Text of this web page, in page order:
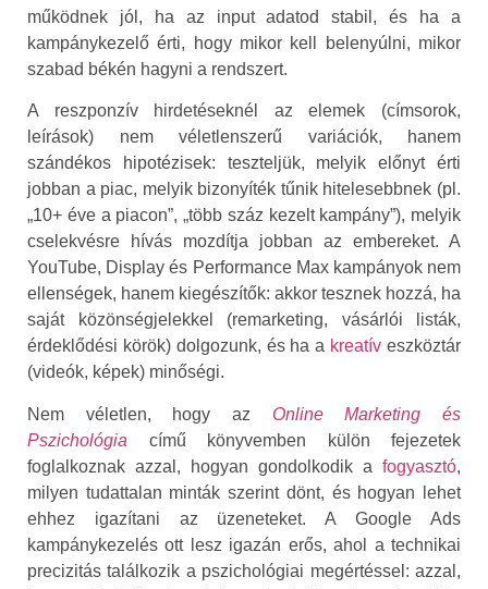
működnek jól, ha az input adatod stabil, és ha a
kampánykezelő érti, hogy mikor kell belenyúlni, mikor
szabad békén hagyni a rendszert.
A reszponzív hirdetéseknél az elemek (címsorok,
leírások) nem véletlenszerű variációk, hanem
szándékos hipotézisek: teszteljük, melyik előnyt érti
jobban a piac, melyik bizonyíték tűnik hitelesebbnek (pl.
„10+ éve a piacon”, „több száz kezelt kampány”), melyik
cselekvésre hívás mozdítja jobban az embereket. A
YouTube, Display és Performance Max kampányok nem
ellenségek, hanem kiegészítők: akkor tesznek hozzá, ha
saját közönségjelekkel (remarketing, vásárlói listák,
érdeklődési körök) dolgozunk, és ha a kreatív eszköztár
(videók, képek) minőségi.
Nem véletlen, hogy az Online Marketing és
Pszichológia című könyvemben külön fejezetek
foglalkoznak azzal, hogyan gondolkodik a fogyasztó,
milyen tudattalan minták szerint dönt, és hogyan lehet
ehhez igazítani az üzeneteket. A Google Ads
kampánykezelés ott lesz igazán erős, ahol a technikai
precizitás találkozik a pszichológiai megértéssel: azzal,